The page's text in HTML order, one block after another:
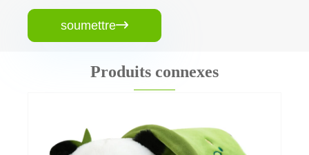
soumettre
Produits connexes
Jouet en peluche d'éléphant